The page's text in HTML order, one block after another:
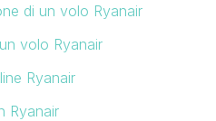
di un volo Ryanair
volo Ryanair
Ryanair
Ryanair